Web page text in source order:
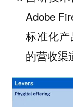
Adobe
标准化
的营收渠